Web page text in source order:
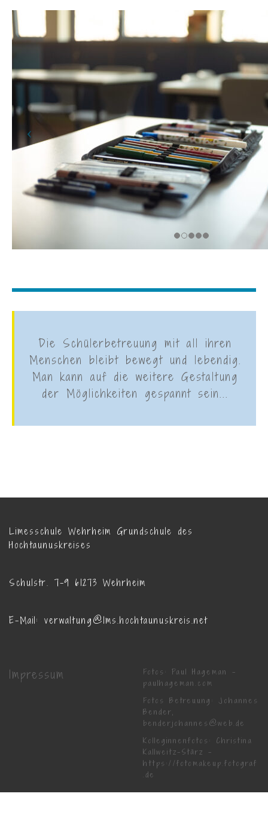
Die Schülerbetreuung mit all ihren
Menschen bleibt bewegt und lebendig.
Man kann auf die weitere Gestaltung
der Möglichkeiten gespannt sein...
Limesschule Wehrheim Grundschule des
Hochtaunuskreises
Schulstr. 7-9 61273 Wehrheim
E-Mail: verwaltung@lms.hochtaunuskreis.net
Impressum
Fotos: Paul Hageman -
paulhageman.com
Fotos Betreuung: Johannes
Bender,
benderjohannes@web.de
Kolleginnenfotos: Christina
Kallweitz-Stärz -
https://fotomakeup.fotograf
.de